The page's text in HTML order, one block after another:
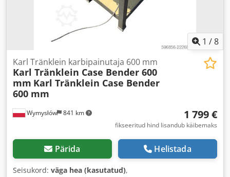
1 /8
Wymysłów 841 km
Karl Tränklein karbipainutaja 600 mm
Karl Tränklein Case Bender 600
mm Karl Tränklein Case Bender
600 mm
1 799 €
fikseeritud hind lisandub käibemaks
Pärida Helistada
Seisukord: väga hea (kasutatud),